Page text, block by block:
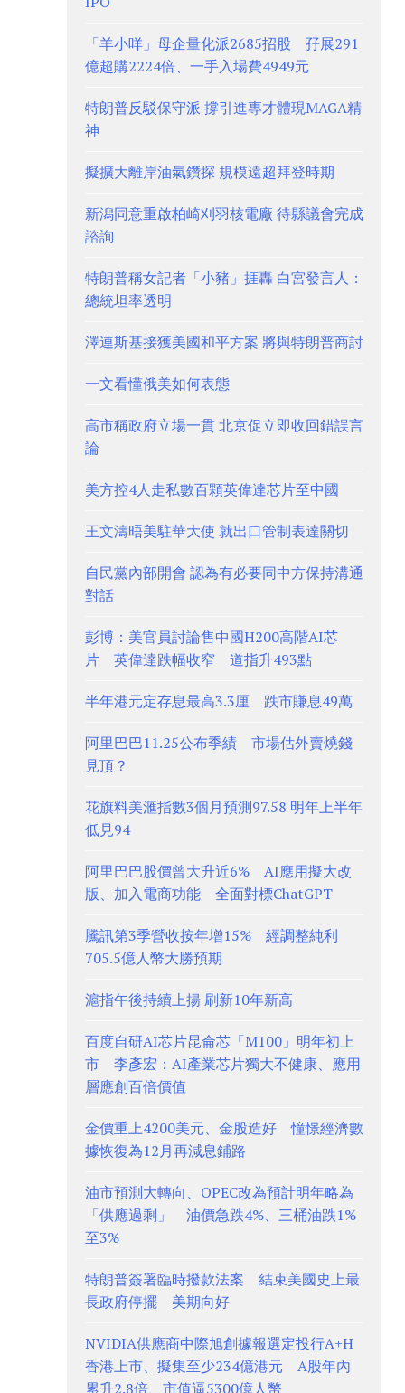
「羊小咩」母企量化派2685招股 孖展291
億超購2224倍、一手入場費4949元
特朗普反駁保守派 撐引進專才體現MAGA精
神
擬擴大離岸油氣鑽探 規模遠超拜登時期
新潟同意重啟柏崎刈羽核電廠 待縣議會完成
諮詢
特朗普稱女記者「小豬」捱轟 白宮發言人：
總統坦率透明
澤連斯基接獲美國和平方案 將與特朗普商討
一文看懂俄美如何表態
高市稱政府立場一貫 北京促立即收回錯誤言
論
美方控4人走私數百顆英偉達芯片至中國
王文濤晤美駐華大使 就出口管制表達關切
自民黨內部開會 認為有必要同中方保持溝通
對話
彭博：美官員討論售中國H200高階AI芯
片 英偉達跌幅收窄 道指升493點
半年港元定存息最高3.3厘 跌市賺息49萬
阿里巴巴11.25公布季績 市場估外賣燒錢
見頂？
花旗料美滙指數3個月預測97.58 明年上半年
低見94
阿里巴巴股價曾大升近6% AI應用擬大改
版、加入電商功能 全面對標ChatGPT
騰訊第3季營收按年增15% 經調整純利
705.5億人幣大勝預期
滬指午後持續上揚 刷新10年新高
百度自研AI芯片昆侖芯「M100」明年初上
市 李彥宏：AI產業芯片獨大不健康、應用
層應創百倍價值
金價重上4200美元、金股造好 憧憬經濟數
據恢復為12月再減息鋪路
油市預測大轉向、OPEC改為預計明年略為
「供應過剩」 油價急跌4%、三桶油跌1%
至3%
特朗普簽署臨時撥款法案 結束美國史上最
長政府停擺 美期向好
NVIDIA供應商中際旭創據報選定投行A+H
香港上市、擬集至少234億港元 A股年內
累升2.8倍、市值逼5300億人幣